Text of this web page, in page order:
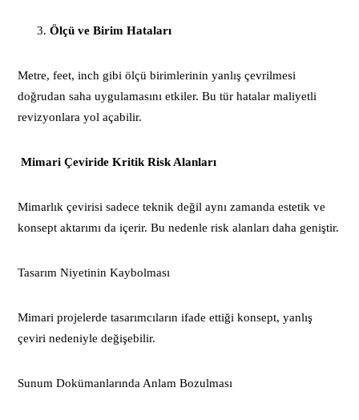
Ölçü ve Birim Hataları
Metre, feet, inch gibi ölçü birimlerinin yanlış çevrilmesi
doğrudan saha uygulamasını etkiler. Bu tür hatalar maliyetli
revizyonlara yol açabilir.
Mimari Çeviride Kritik Risk Alanları
Mimarlık çevirisi sadece teknik değil aynı zamanda estetik ve
konsept aktarımı da içerir. Bu nedenle risk alanları daha geniştir.
Tasarım Niyetinin Kaybolması
Mimari projelerde tasarımcıların ifade ettiği konsept, yanlış
çeviri nedeniyle değişebilir.
Sunum Dokümanlarında Anlam Bozulması